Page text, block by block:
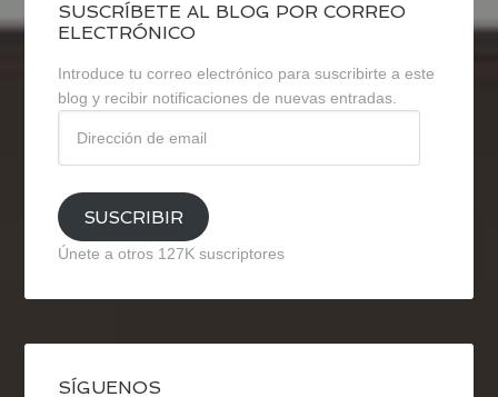
SUSCRÍBETE AL BLOG POR CORREO
ELECTRÓNICO
Introduce tu correo electrónico para suscribirte a este
blog y recibir notificaciones de nuevas entradas.
email
SUSCRIBIR
Únete a otros 127K suscriptores
SÍGUENOS